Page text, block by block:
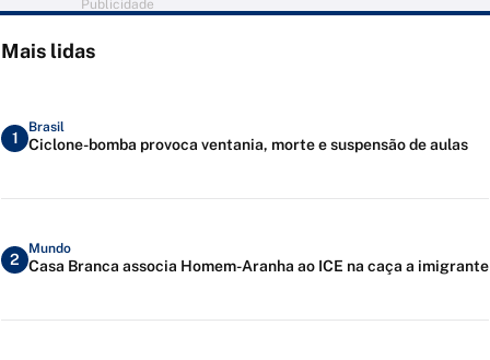
Publicidade
Mais lidas
1
Brasil
Ciclone-bomba provoca ventania, morte e suspensão de aulas
2
Mundo
Casa Branca associa Homem-Aranha ao ICE na caça a imigrante